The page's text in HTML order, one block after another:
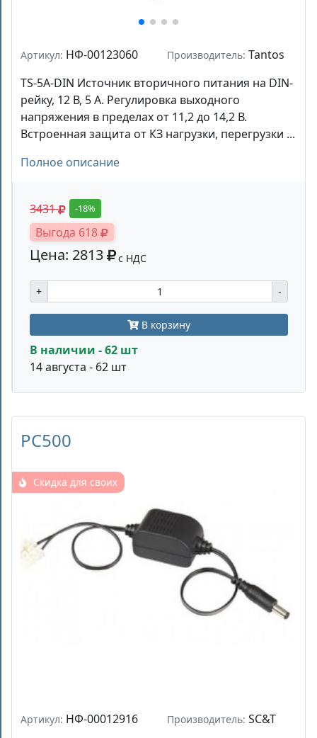
Артикул: НФ-00123060 Производитель: Tantos
TS-5A-DIN Источник вторичного питания на DIN-
рейку, 12 В, 5 А. Регулировка выходного
напряжения в пределах от 11,2 до 14,2 В.
Встроенная защита от КЗ нагрузки, перегрузки ...
Полное описание
3431 -18%
Выгода 618
Цена: 2813 с НДС
+ -
В корзину
В наличии - 62 шт
14 августа - 62 шт
PC500
Скидка для своих
Артикул: НФ-00012916 Производитель: SC&T